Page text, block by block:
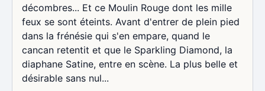
décombres... Et ce Moulin Rouge dont les mille
feux se sont éteints. Avant d'entrer de plein pied
dans la frénésie qui s'en empare, quand le
cancan retentit et que le Sparkling Diamond, la
diaphane Satine, entre en scène. La plus belle et
désirable sans nul...